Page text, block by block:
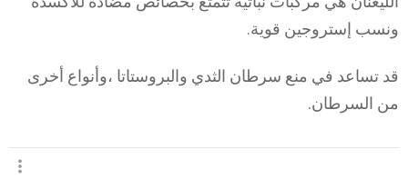
ونسب إستروجين قوية.
قد تساعد في منع سرطان الثدي والبروستاتا ،وأنواع أخرى
من السرطان.